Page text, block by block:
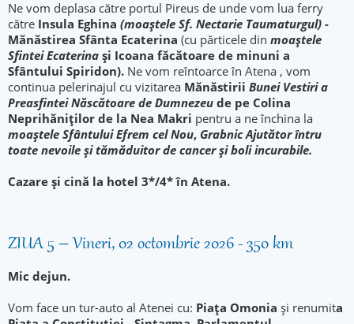
Ne vom deplasa către portul Pireus de unde vom lua ferry
către Insula Eghina (moaştele Sf. Nectarie Taumaturgul) -
Mănăstirea Sfânta Ecaterina (cu părticele din moaștele
Sfintei Ecaterina și Icoana făcătoare de minuni a
Sfântului Spiridon). Ne vom reîntoarce în Atena , vom
continua pelerinajul cu vizitarea Mănăstirii Bunei Vestiri a
Preasfintei Născătoare de Dumnezeu de pe Colina
Neprihăniților de la Nea Makri pentru a ne închina la
moaștele Sfântului Efrem cel Nou, Grabnic Ajutător întru
toate nevoile şi tămăduitor de cancer şi boli incurabile.
Cazare și cină la hotel 3*/4* în Atena.
ZIUA 5 – Vineri, 02 octombrie 2026 - 350 km
Mic dejun.
Vom face un tur-auto al Atenei cu: Piața Omonia și renumita